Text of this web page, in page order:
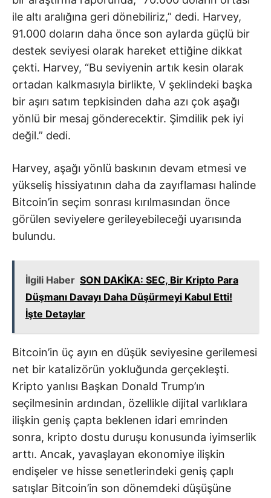
ile altı aralığına geri dönebiliriz,” dedi. Harvey,
91.000 doların daha önce son aylarda güçlü bir
destek seviyesi olarak hareket ettiğine dikkat
çekti. Harvey, “Bu seviyenin artık kesin olarak
ortadan kalkmasıyla birlikte, V şeklindeki başka
bir aşırı satım tepkisinden daha azı çok aşağı
yönlü bir mesaj gönderecektir. Şimdilik pek iyi
değil.” dedi.
Harvey, aşağı yönlü baskının devam etmesi ve
yükseliş hissiyatının daha da zayıflaması halinde
Bitcoin’in seçim sonrası kırılmasından önce
görülen seviyelere gerileyebileceği uyarısında
bulundu.
İlgili Haber SON DAKİKA: SEC, Bir Kripto Para
Düşmanı Davayı Daha Düşürmeyi Kabul Etti!
İşte Detaylar
Bitcoin’in üç ayın en düşük seviyesine gerilemesi
net bir katalizörün yokluğunda gerçekleşti.
Kripto yanlısı Başkan Donald Trump’ın
seçilmesinin ardından, özellikle dijital varlıklara
ilişkin geniş çapta beklenen idari emrinden
sonra, kripto dostu duruşu konusunda iyimserlik
arttı. Ancak, yavaşlayan ekonomiye ilişkin
endişeler ve hisse senetlerindeki geniş çaplı
satışlar Bitcoin’in son dönemdeki düşüşüne